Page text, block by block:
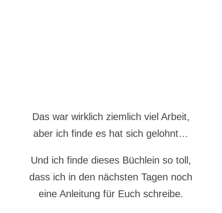
Das war wirklich ziemlich viel Arbeit,
aber ich finde es hat sich gelohnt…
Und ich finde dieses Büchlein so toll,
dass ich in den nächsten Tagen noch
eine Anleitung für Euch schreibe.